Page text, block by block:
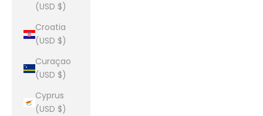
(USD $)
Croatia
(USD $)
Curaçao
(USD $)
Cyprus
(USD $)